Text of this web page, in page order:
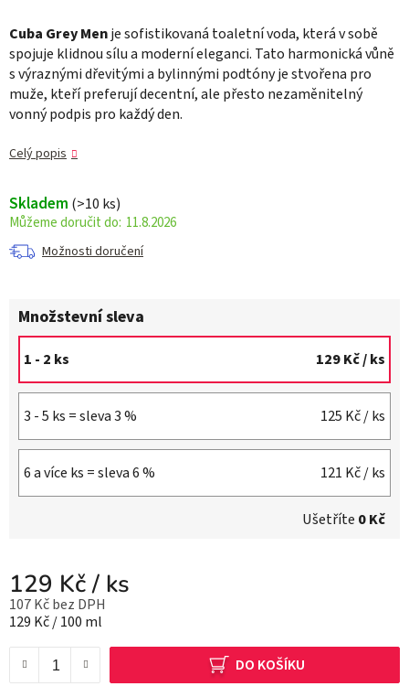
Cuba Grey Menje sofistikovaná toaletní voda, která v sobě
spojuje klidnou sílu a moderní eleganci. Tato harmonická vůně
s výraznými dřevitými a bylinnými podtóny je stvořena pro
muže, kteří preferují decentní, ale přesto nezaměnitelný
vonný podpis pro každý den.
Celý popis
Skladem (>10 ks)
11.8.2026
Možnosti doručení
Množstevní sleva
1 - 2 ks 129 Kč/ ks
3 - 5 ks = sleva 3 % 125 Kč/ ks
6 a více ks = sleva 6 % 121 Kč/ ks
Ušetříte 0 Kč
129 Kč/ ks
107 Kč bez DPH
Měrná cena:
129 Kč / 100 ml
DO KOŠÍKU